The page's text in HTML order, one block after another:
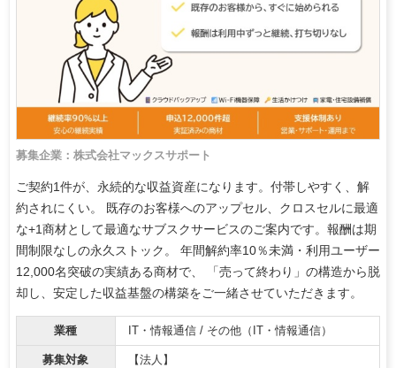
募集企業：株式会社マックスサポート
ご契約1件が、永続的な収益資産になります。付帯しやすく、解
約されにくい。 既存のお客様へのアップセル、クロスセルに最適
な+1商材として最適なサブスクサービスのご案内です。報酬は期
間制限なしの永久ストック。 年間解約率10％未満・利用ユーザー
12,000名突破の実績ある商材で、 「売って終わり」の構造から脱
却し、安定した収益基盤の構築をご一緒させていただきます。
業種 IT・情報通信 / その他（IT・情報通信）
募集対象 【法人】